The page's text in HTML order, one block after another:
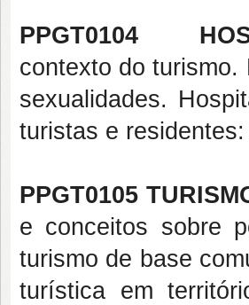
PPGT0104
contexto do turismo.
sexualidades.
turistas e
PPGT0105
e conceitos sobre
turismo de base
turística em